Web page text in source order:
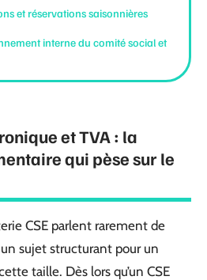
et réservations saisonnières
interne du comité social et
et TVA : la
qui pèse sur le
CSE parlent rarement de
sujet structurant pour un
taille. Dès lors qu’un CSE